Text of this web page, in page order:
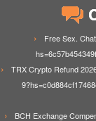
Free Sex.
TRX Crypto Refund
BCH Exchange